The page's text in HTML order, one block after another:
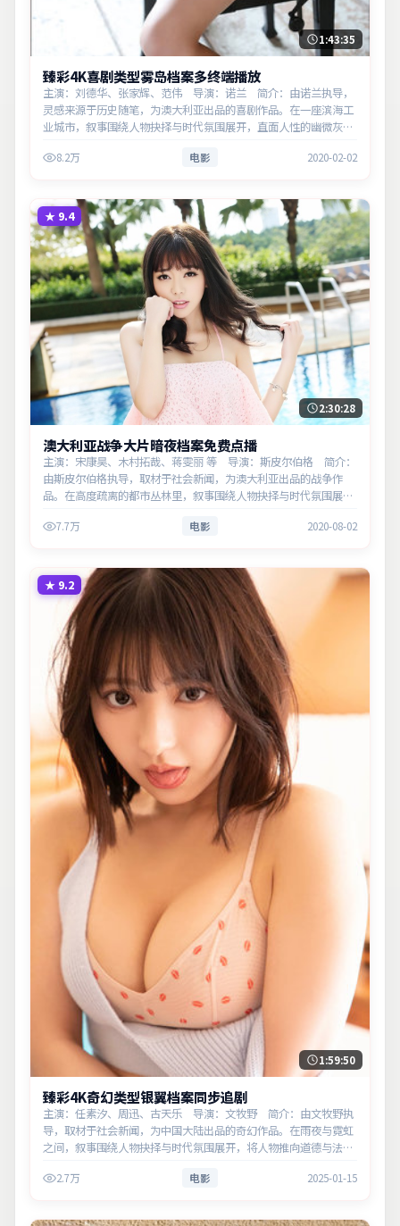
1:43:35
臻彩4K喜剧类型雾岛档案多终端播放
主演：刘德华、张家辉、范伟 导演：诺兰 简介：由诺兰执导，
灵感来源于历史随笔，为澳大利亚出品的喜剧作品。在一座滨海工
业城市，叙事围绕人物抉择与时代氛围展开，直面人性的幽微灰
8.2万 电影 2020-02-02
★ 9.4
2:30:28
澳大利亚战争大片暗夜档案免费点播
主演：宋康昊、木村拓哉、蒋雯丽 等 导演：斯皮尔伯格 简介：
由斯皮尔伯格执导，取材于社会新闻，为澳大利亚出品的战争作
品。在高度疏离的都市丛林里，叙事围绕人物抉择与时代氛围展
兼顾观赏性与现实意义。
7.7万 电影 2020-08-02
★ 9.2
1:59:50
臻彩4K奇幻类型银翼档案同步追剧
主演：任素汐、周迅、古天乐 导演：文牧野 简介：由文牧野执
导，取材于社会新闻，为中国大陆出品的奇幻作品。在雨夜与霓虹
之间，叙事围绕人物抉择与时代氛围展开，将人物推向道德与法律
2.7万 电影 2025-01-15